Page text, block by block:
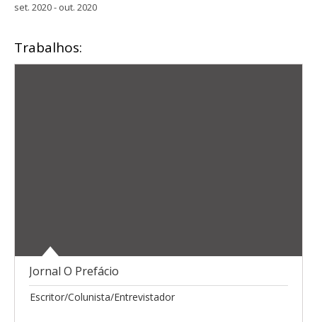
set. 2020 - out. 2020
Trabalhos:
Jornal O Prefácio
Escritor/Colunista/Entrevistador